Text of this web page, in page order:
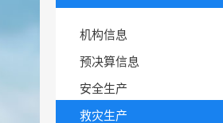
机构信息
预决算信息
安全生产
救灾生产